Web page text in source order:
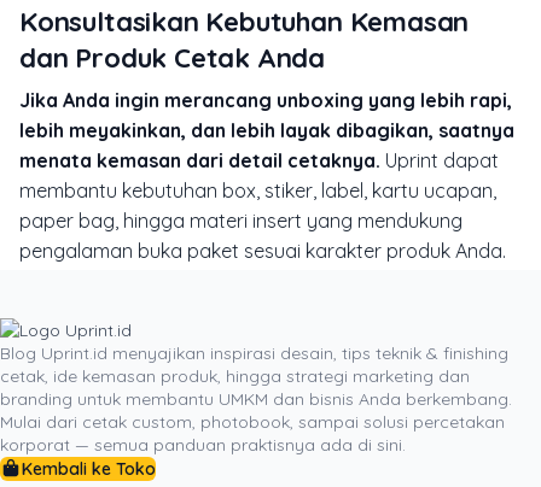
Konsultasikan Kebutuhan Kemasan
dan Produk Cetak Anda
Jika Anda ingin merancang unboxing yang lebih rapi,
lebih meyakinkan, dan lebih layak dibagikan, saatnya
menata kemasan dari detail cetaknya. Uprint dapat
membantu kebutuhan box, stiker, label, kartu ucapan,
paper bag, hingga materi insert yang mendukung
pengalaman buka paket sesuai karakter produk Anda.
Anda, lalu sesuaikan material, ukuran, dan finishing agar
hasilnya benar-benar relevan. Untuk referensi awal,
Anda bisa melihat pembahasan tentangsolusi tepat
cetak kotak kemasan , opsirigid box berkualitas untuk
toko online, atau langsung konsultasikan kebutuhan
kemasan bisnis Anda ke layanan Uprint agar struktur
Blog Uprint.id menyajikan inspirasi desain, tips teknik & finishing
cetak, ide kemasan produk, hingga strategi marketing dan
branding untuk membantu UMKM dan bisnis Anda berkembang.
Mulai dari cetak custom, photobook, sampai solusi percetakan
korporat — semua panduan praktisnya ada di sini.
Kembali ke Toko